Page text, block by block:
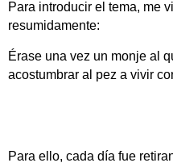
Para introducir el tema, me
resumidamente:
Érase una vez un monje al
acostumbrar al pez a vivir
Para ello, cada día fue